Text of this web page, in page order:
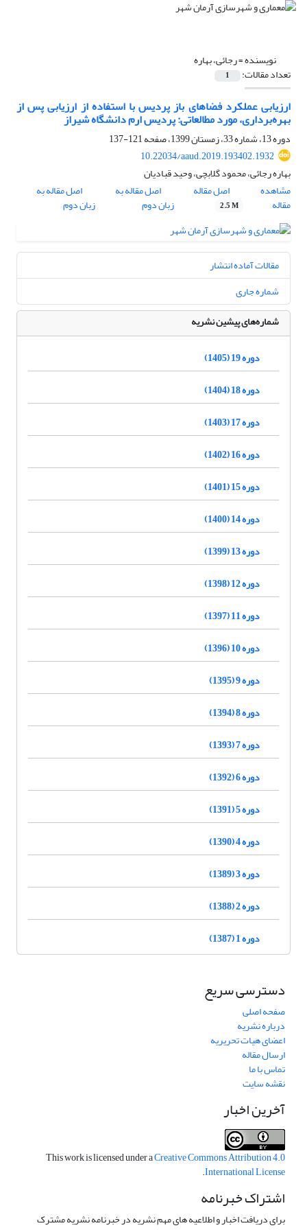
نویسنده =رجائی، بهاره
تعداد مقالات: 1
ارزیابی عملکرد فضاهای باز پردیس با استفاده از ارزیابی پس از
بهره‌برداری، مورد مطالعاتی: پردیس ارم دانشگاه شیراز
دوره 13، شماره 33، زمستان 1399، صفحه
121-137
10.22034/aaud.2019.193402.1932
بهاره رجائی، محمود گلابچی، وحید قبادیان
مشاهده
مقاله
اصل مقاله
2.5 M
اصل مقاله به
زبان دوم
اصل مقاله به
زبان دوم
مقالات آماده انتشار
شماره جاری
شماره‌های پیشین نشریه
دوره 19 (1405)
دوره 18 (1404)
دوره 17 (1403)
دوره 16 (1402)
دوره 15 (1401)
دوره 14 (1400)
دوره 13 (1399)
دوره 12 (1398)
دوره 11 (1397)
دوره 10 (1396)
دوره 9 (1395)
دوره 8 (1394)
دوره 7 (1393)
دوره 6 (1392)
دوره 5 (1391)
دوره 4 (1390)
دوره 3 (1389)
دوره 2 (1388)
دوره 1 (1387)
دسترسی سریع
صفحه اصلی
درباره نشریه
اعضای هیات تحریریه
ارسال مقاله
تماس با ما
نقشه سایت
آخرین اخبار
This work is licensed under aCreative Commons Attribution 4.0
International License
.
اشتراک خبرنامه
برای دریافت اخبار و اطلاعیه های مهم نشریه در خبرنامه نشریه مشترک